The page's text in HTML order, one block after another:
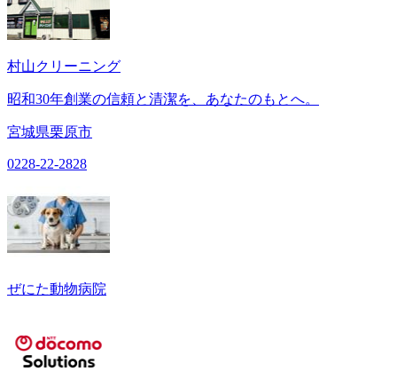
村山クリーニング
昭和30年創業の信頼と清潔を、あなたのもとへ。
宮城県栗原市
0228-22-2828
ぜにた動物病院